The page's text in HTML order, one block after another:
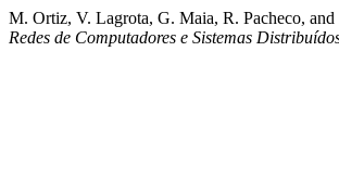
M. Ortiz, V. Lagrota, G. Maia, R. Pacheco,
Redes de Computadores e Sistemas